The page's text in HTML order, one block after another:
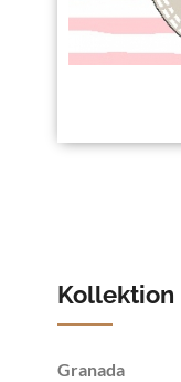
Kollektion
Granada